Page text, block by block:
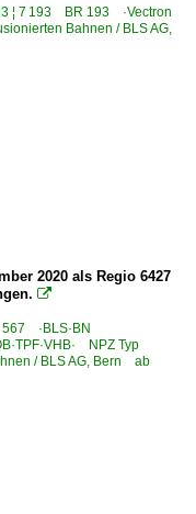
¦ 7 193 BR 193 ·Vectron
Bahnen / BLS AG,
2020 als Regio 6427

567 ·BLS·BN
NPZ Typ
/ BLS AG, Bern ab